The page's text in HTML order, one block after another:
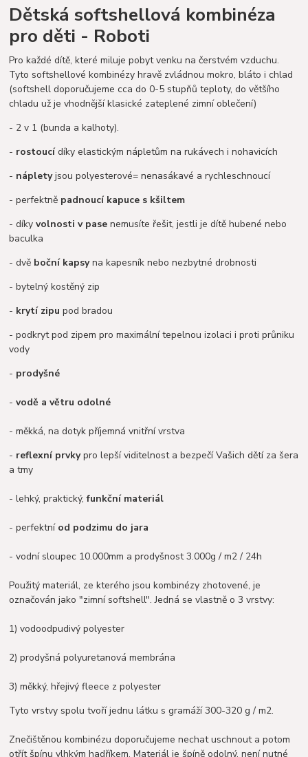
Dětská softshellová kombinéza
pro děti - Roboti
Pro každé dítě, které miluje pobyt venku na čerstvém vzduchu.
Tyto softshellové kombinézy hravě zvládnou mokro, bláto i chlad
(softshell doporučujeme cca do 0-5 stupňů teploty, do většího
chladu už je vhodnější klasické zateplené zimní oblečení)
- 2 v 1 (bunda a kalhoty).
- rostoucídíky elastickým nápletům na rukávech i nohavicích
- nápletyjsou polyesterové= nenasákavé a rychleschnoucí
- perfektně padnoucí kapuce s kšiltem
- díkyvolnosti v pase nemusíte řešit, jestli je dítě hubené nebo
baculka
- dvě boční kapsyna kapesník nebo nezbytné drobnosti
- bytelný kostěný zip
- krytí zipu pod bradou
- podkryt pod zipem pro maximální tepelnou izolaci i proti průniku
vody
- prodyšné
-vodě a větru odolné
- měkká, na dotyk příjemná vnitřní vrstva
- reflexní prvkypro lepší viditelnost a bezpečí Vašich dětí za šera
a tmy
- lehký, praktický,funkční materiál
- perfektní od podzimu do jara
- vodní sloupec 10.000mm a prodyšnost 3.000g / m2 / 24h
Použitý materiál, ze kterého jsou kombinézy zhotovené, je
označován jako "zimní softshell". Jedná se vlastně o 3 vrstvy:
1) vodoodpudivý polyester
2) prodyšná polyuretanová membrána
3) měkký, hřejivý fleece z polyester
Tyto vrstvy spolu tvoří jednu látku s gramáží 300-320 g / m2.
Znečištěnou kombinézu doporučujeme nechat uschnout a potom
otřít špínu vlhkým hadříkem. Materiál je špíně odolný, není nutné